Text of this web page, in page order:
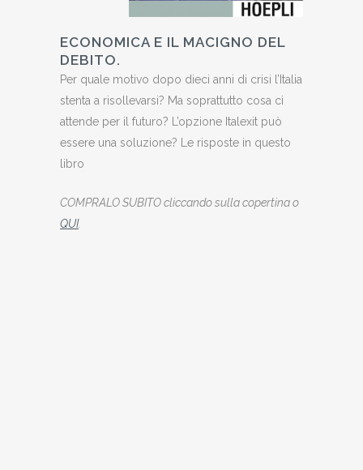
ECONOMICA E IL MACIGNO DEL
DEBITO.
Per quale motivo dopo dieci anni di crisi l’Italia
stenta a risollevarsi? Ma soprattutto cosa ci
attende per il futuro? L’opzione Italexit può
essere una soluzione? Le risposte in questo
libro
COMPRALO SUBITO cliccando sulla copertina o
QUI.